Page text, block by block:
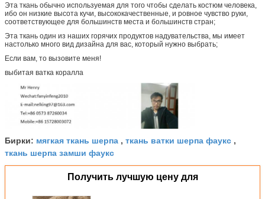
Эта ткань обычно используемая для того чтобы сделать костюм человека,
ибо он низкие высота кучи, высококачественные, и ровное чувство руки,
соответствующее для большинств места и большинств стран;
Эта ткань один из наших горячих продуктов надувательства, мы имеет
настолько много вид дизайна для вас, который нужно выбрать;
Если вам, то вызовите меня!
выбитая ватка коралла
Бирки: мягкая ткань шерпа , ткань ватки шерпа фаукс ,
ткань шерпа замши фаукс
Получить лучшую цену для